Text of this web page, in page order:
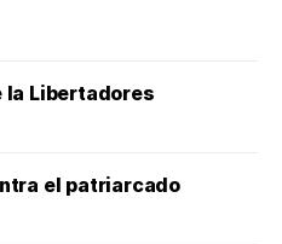
la Libertadores
el patriarcado